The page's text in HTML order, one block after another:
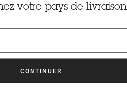
votre pays de livraison